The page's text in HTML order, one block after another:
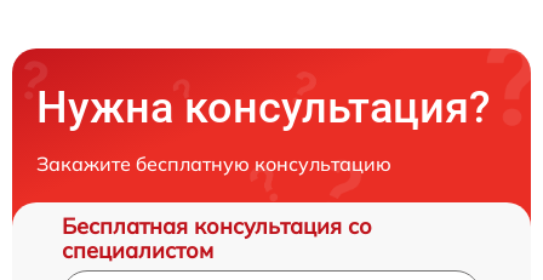
Нужна консультация?
Закажите бесплатную консультацию
Бесплатная консультация со
специалистом